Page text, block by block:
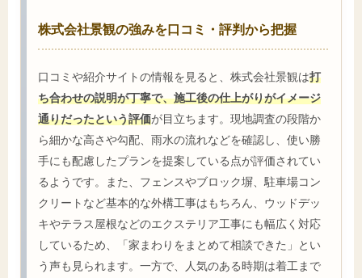
株式会社景観の強みを口コミ・評判から把握
口コミや紹介サイトの情報を見ると、株式会社景観は打
ち合わせの説明が丁寧で、施工後の仕上がりがイメージ
通りだったという評価が目立ちます。現地調査の段階か
ら細かな高さや勾配、雨水の流れなどを確認し、使い勝
手にも配慮したプランを提案している点が評価されてい
るようです。また、フェンスやブロック塀、駐車場コン
クリートなど基本的な外構工事はもちろん、ウッドデッ
キやテラス屋根などのエクステリア工事にも幅広く対応
しているため、「家まわりをまとめて相談できた」とい
う声も見られます。一方で、人気のある時期は着工まで